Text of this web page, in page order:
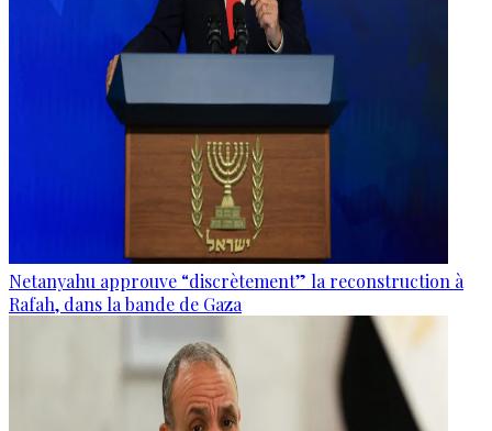
Netanyahu approuve “discrètement” la reconstruction à
Rafah, dans la bande de Gaza